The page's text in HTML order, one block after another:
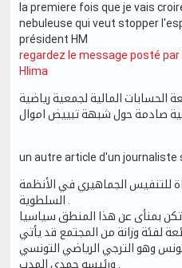
la premiere fois que je vais
nebuleuse qui veut stopper
président HM
regardez le message posté
Hlima
الحسابات المالية لجمعية رياضية
صادمة حول شبهة تبييض اموال
un autre article d'un journaliste
للتنفيس الجماهيري في الأنظمة
لفئة وزانة من المجتمع قد يأتي
وهو الترجي الرياضي التونسي